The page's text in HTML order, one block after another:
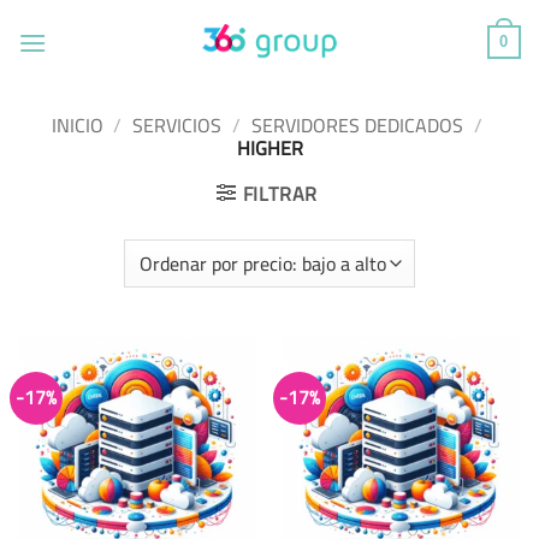
0
INICIO / SERVICIOS / SERVIDORES DEDICADOS /
HIGHER
FILTRAR
-17% -17%